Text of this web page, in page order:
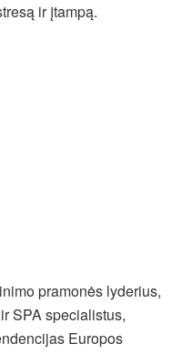
ir įtampą.
pramonės lyderius,
SPA specialistus,
Europos